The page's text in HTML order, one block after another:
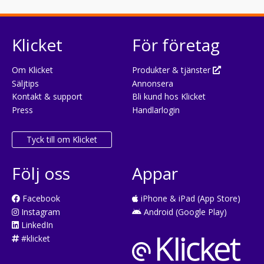
Klicket
Om Klicket
Säljtips
Kontakt & support
Press
Tyck till om Klicket
För företag
Produkter & tjänster
Annonsera
Bli kund hos Klicket
Handlarlogin
Följ oss
Facebook
Instagram
LinkedIn
#klicket
Appar
iPhone & iPad (App Store)
Android (Google Play)